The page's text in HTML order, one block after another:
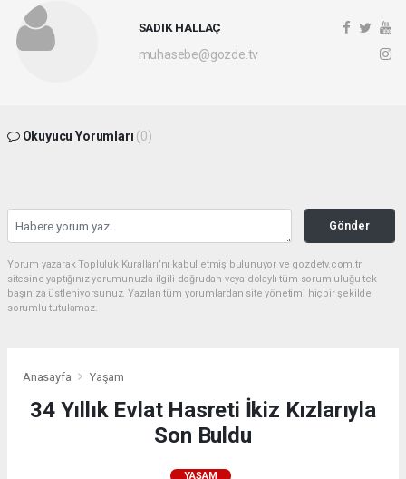
SADIK HALLAÇ
muhasebe@gozde.tv
Okuyucu Yorumları (0)
Gönder
Yorum yazarak Topluluk Kuralları’nı kabul etmiş bulunuyor ve gozdetv.com.tr
sitesine yaptığınız yorumunuzla ilgili doğrudan veya dolaylı tüm sorumluluğu tek
başınıza üstleniyorsunuz. Yazılan tüm yorumlardan site yönetimi hiçbir şekilde
sorumlu tutulamaz.
Anasayfa Yaşam
34 Yıllık Evlat Hasreti İkiz Kızlarıyla
Son Buldu
YAŞAM